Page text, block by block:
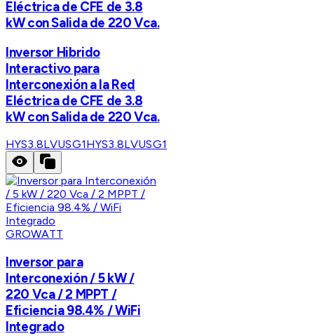
Eléctrica de CFE de 3.8
kW con Salida de 220 Vca.
Inversor Hibrido
Interactivo para
Interconexión a la Red
Eléctrica de CFE de 3.8
kW con Salida de 220 Vca.
HYS3.8LVUSG1HYS3.8LVUSG1
GROWATT
Inversor para
Interconexión / 5 kW /
220 Vca / 2 MPPT /
Eficiencia 98.4% / WiFi
Integrado